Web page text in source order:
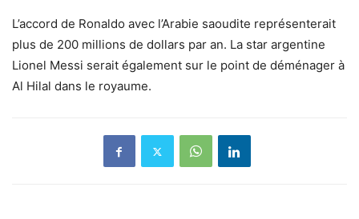
L’accord de Ronaldo avec l’Arabie saoudite représenterait
plus de 200 millions de dollars par an. La star argentine
Lionel Messi serait également sur le point de déménager à
Al Hilal dans le royaume.